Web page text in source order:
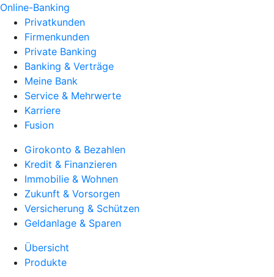
Online-Banking
Privatkunden
Firmenkunden
Private Banking
Banking & Verträge
Meine Bank
Service & Mehrwerte
Karriere
Fusion
Girokonto & Bezahlen
Kredit & Finanzieren
Immobilie & Wohnen
Zukunft & Vorsorgen
Versicherung & Schützen
Geldanlage & Sparen
Übersicht
Produkte